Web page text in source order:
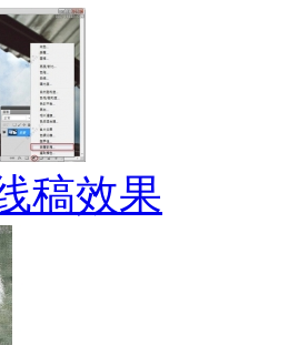
稿效果